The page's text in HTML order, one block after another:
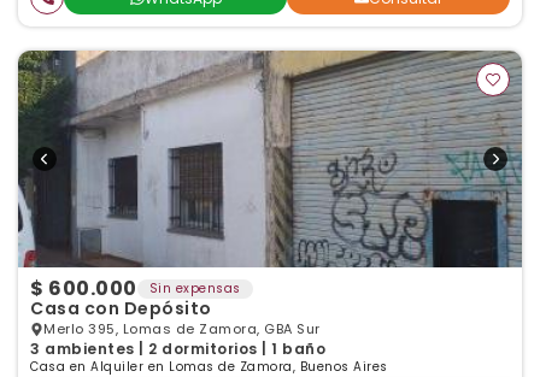
$ 600.000 Sin expensas
Casa con Depósito
Merlo 395, Lomas de Zamora, GBA Sur
3 ambientes | 2 dormitorios | 1 baño
Casa en Alquiler en Lomas de Zamora, Buenos Aires